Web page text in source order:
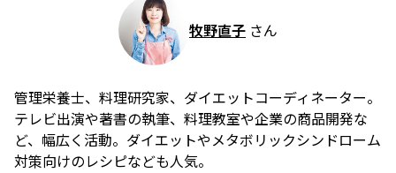
牧野直子 さん
管理栄養士、料理研究家、ダイエットコーディネーター。
テレビ出演や著書の執筆、料理教室や企業の商品開発な
ど、幅広く活動。ダイエットやメタボリックシンドローム
対策向けのレシピなども人気。